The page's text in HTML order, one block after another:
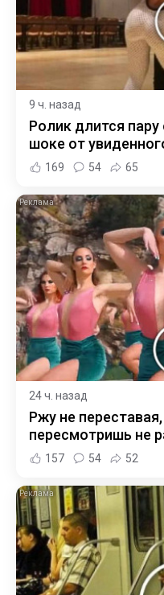
9 ч. назад
Ролик длится
шоке от
169 54 65
24 ч. назад
Ржу не
пересмотришь не
157 54 52